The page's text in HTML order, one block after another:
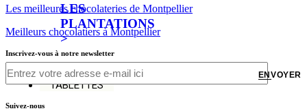
LES
PLANTATIONS
>
TABLETTES
Les meilleures chocolateries de Montpellier
Meilleurs chocolatiers à Montpellier
Inscrivez-vous à notre newsletter
ENVOYER
Suivez-nous